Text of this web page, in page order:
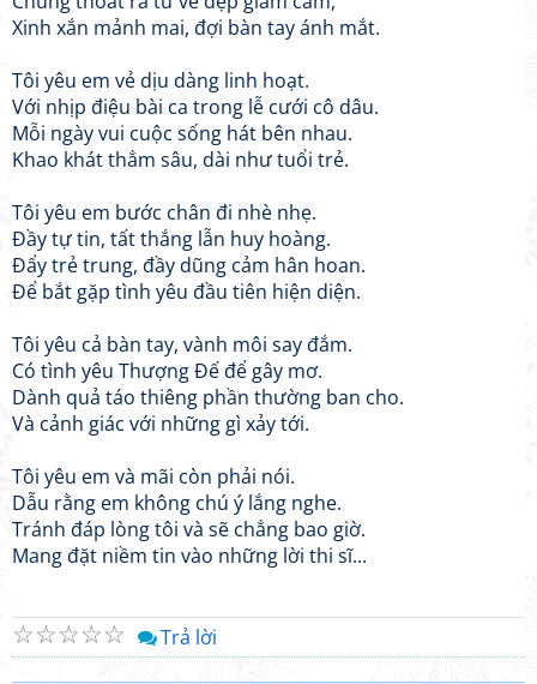
Xinh xắn mảnh mai, đợi bàn tay ánh mắt.
Tôi yêu em vẻ dịu dàng linh hoạt.
Với nhịp điệu bài ca trong lễ cưới cô dâu.
Mỗi ngày vui cuộc sống hát bên nhau.
Khao khát thẳm sâu, dài như tuổi trẻ.
Tôi yêu em bước chân đi nhè nhẹ.
Đầy tự tin, tất thắng lẫn huy hoàng.
Đẩy trẻ trung, đầy dũng cảm hân hoan.
Để bắt gặp tình yêu đầu tiên hiện diện.
Tôi yêu cả bàn tay, vành môi say đắm.
Có tình yêu Thượng Đế để gây mơ.
Dành quả táo thiêng phần thường ban cho.
Và cảnh giác với những gì xảy tới.
Tôi yêu em và mãi còn phải nói.
Dẫu rằng em không chú ý lắng nghe.
Tránh đáp lòng tôi và sẽ chẳng bao giờ.
Mang đặt niềm tin vào những lời thi sĩ...
☆
☆
☆
☆
☆ Trả lời